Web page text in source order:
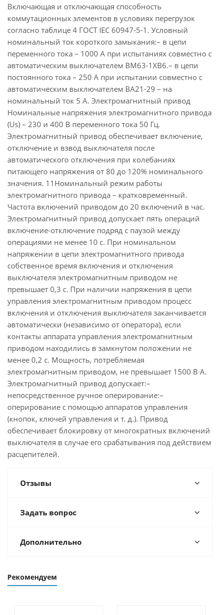
Включающая и отключающая способность
коммутационных элементов в условиях перегрузок
согласно таблице 4 ГОСТ IEC 60947-5-1. Условный
номинальный ток короткого замыкания:– в цепи
переменного тока – 1000 А при испытаниях совместно с
автоматическим выключателем ВМ63-1ХВ6.– в цепи
постоянного тока – 250 А при испытании совместно с
автоматическим выключателем ВА21-29 – на
номинальный ток 5 А. Электромагнитный привод
Номинальные напряжения электромагнитного привода
(Us) – 230 и 400 В переменного тока 50 Гц.
Электромагнитный привод обеспечивает включение,
отключение и взвод выключателя после
автоматического отключения при колебаниях
питающего напряжения от 80 до 120% номинального
значения. 11Номинальный режим работы
электромагнитного привода – кратковременный.
Частота включений приводом до 20 включений в час.
Электромагнитный привод допускает пять операций
включение-отключение подряд с паузой между
операциями не менее 10 c. При номинальном
напряжении в цепи электромагнитного привода
собственное время включения и отключения
выключателя электромагнитным приводом не
превышает 0,3 с. При наличии напряжения в цепи
управления электромагнитным приводом процесс
включения и отключения выключателя заканчивается
автоматически (независимо от оператора), если
контакты аппарата управления электромагнитным
приводом находились в замкнутом положении не
менее 0,2 с. Мощность, потребляемая
электромагнитным приводом, не превышает 1500 В∙A.
Электромагнитный привод допускает:–
непосредственное ручное оперирование:–
оперирование с помощью аппаратов управления
(кнопок, ключей управления и т. д.). Привод
обеспечивает блокировку от многократных включений
выключателя в случае его срабатывания под действием
расцепителей.
Отзывы
Задать вопрос
Дополнительно
Рекомендуем